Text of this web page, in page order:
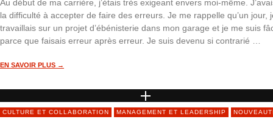
Au début de ma carrière, j’étais très exigeant envers moi-même.
la difficulté à accepter de faire des erreurs. Je me rappelle qu’un jour,
travaillais sur un projet d’ébénisterie dans mon garage et je me suis
parce que faisais erreur après erreur. Je suis devenu si contrarié …
EN SAVOIR PLUS →
CULTURE ET COLLABORATION MANAGEMENT ET LEADERSHIP